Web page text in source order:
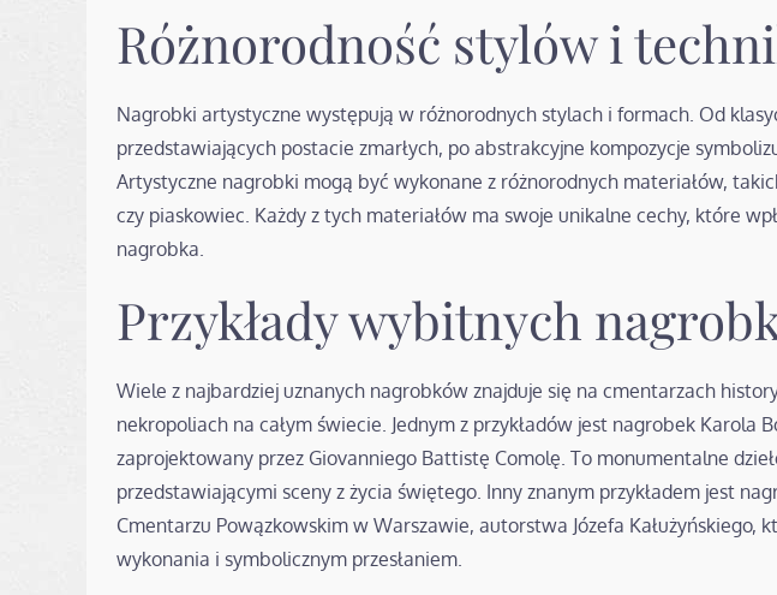
Różnorodność stylów i
Nagrobki artystyczne występują w różnorodnych stylach i formach. Od
przedstawiających postacie zmarłych, po abstrakcyjne kompozycje
Artystyczne nagrobki mogą być wykonane z różnorodnych materiałów,
czy piaskowiec. Każdy z tych materiałów ma swoje unikalne cechy, które
nagrobka.
Przykłady wybitnych
Wiele z najbardziej uznanych nagrobków znajduje się na cmentarzach
nekropoliach na całym świecie. Jednym z przykładów jest nagrobek Karola
zaprojektowany przez Giovanniego Battistę Comolę. To monumentalne
przedstawiającymi sceny z życia świętego. Inny znanym przykładem jest
Cmentarzu Powązkowskim w Warszawie, autorstwa Józefa Kałużyńskiego,
wykonania i symbolicznym przesłaniem.